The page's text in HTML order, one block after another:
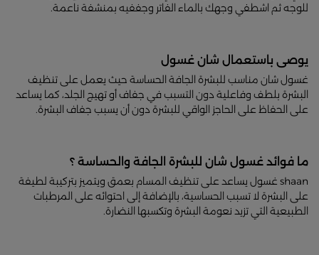
للوجه ثم اشطفي وجهك بالماء الفاتر وجففيه بمنشفة ناعمة.
يوصى باستعمال شان غسول
غسول شان مناسب للبشرة الجافة الحساسة حيث يعمل على تنظيف
البشرة بلطف وفاعلية دون التسبب في جفاف أو تهيج الجلد، كما يساعد
على الحفاظ على الحاجز الواقي للبشرة دون أن يسبب جفاف البشرة.
ما فوائد غسول شان للبشرة الجافة والحساسة ؟
shaan غسول يساعد على تنظيف المسام بعمق ويتميز بتركيبة لطيفة
على البشرة لا تسبب الحساسية، بالإضافة إلى احتوائه على المرطبات
الطبيعية التي تزيد نعومة البشرة وتكسبها النضارة.